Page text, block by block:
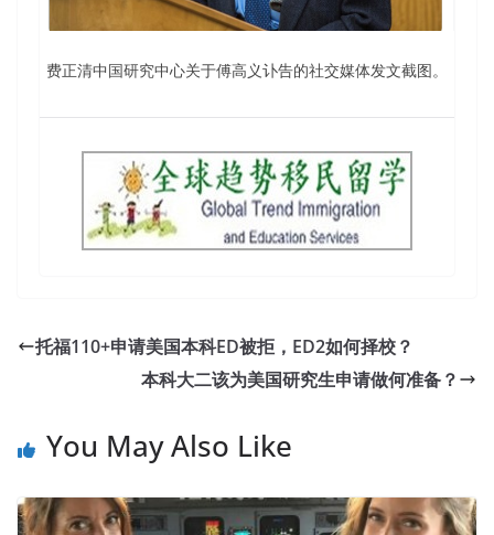
费正清中国研究中心关于傅高义讣告的社交媒体发文截图。
托福110+申请美国本科ED被拒，ED2如何择校？
本科大二该为美国研究生申请做何准备？
You May Also Like